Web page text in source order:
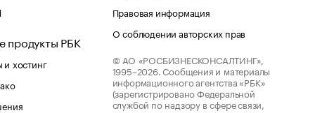
продукты РБК
хостинг
Правовая информация
О соблюдении авторских прав
© АО «РОСБИЗНЕСКОНСАЛТИНГ»,
1995–2026. Сообщения и материалы
информационного агентства «РБК»
(зарегистрировано Федеральной
службой по надзору в сфере связи,